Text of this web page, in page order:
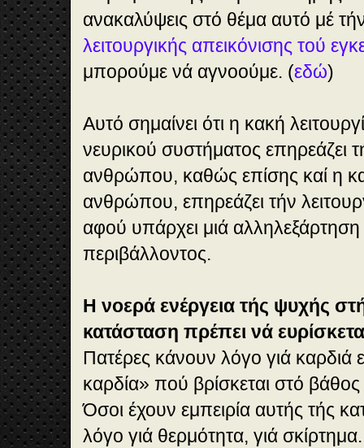
ανακαλύψεις στό θέμα αυτό μέ
λειτουργικής απεικόνισης τού
μπορούμε νά αγνοούμε. (εδώ)
Αυτό σημαίνει ότι η κακή
νευρικού συστήματος επηρεάζει
ανθρώπου, καθώς επίσης καί η
ανθρώπου, επηρεάζει τήν
αφού υπάρχει μιά αλληλεξάρτηση
περιβάλλοντος.
Η νοερά ενέργεια τής ψυχής
κατάσταση πρέπει νά
Πατέρες κάνουν λόγο γιά καρδιά
καρδία» πού βρίσκεται στό
Όσοι έχουν εμπειρία αυτής τής
λόγο γιά θερμότητα, γιά